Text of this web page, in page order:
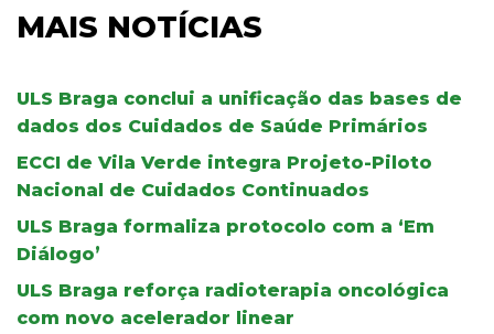
MAIS NOTÍCIAS
ULS Braga conclui a unificação das bases de
dados dos Cuidados de Saúde Primários
ECCI de Vila Verde integra Projeto-Piloto
Nacional de Cuidados Continuados
ULS Braga formaliza protocolo com a ‘Em
Diálogo’
ULS Braga reforça radioterapia oncológica
com novo acelerador linear